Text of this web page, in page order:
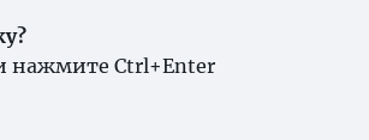
нажмите Ctrl+Enter